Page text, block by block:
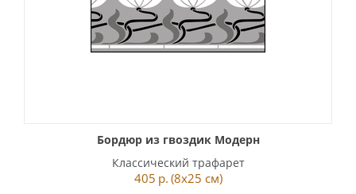
Бордюр из гвоздик Модерн
Классический трафарет
405 р. (8x25 см)